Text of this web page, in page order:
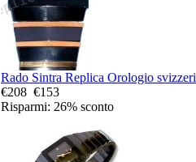
Rado Sintra Replica Orologio svizzeri
€208 €153
Risparmi: 26% sconto